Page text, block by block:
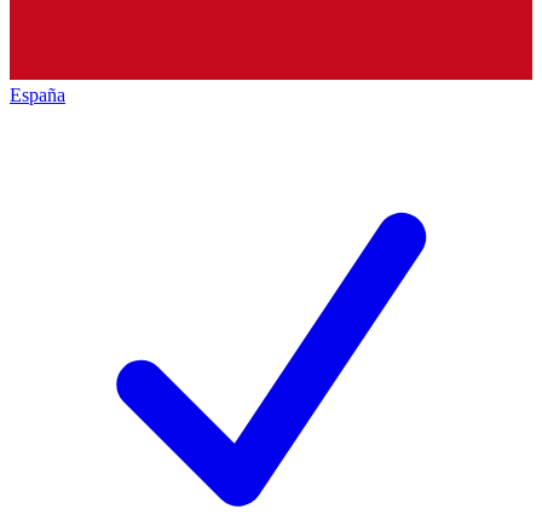
España